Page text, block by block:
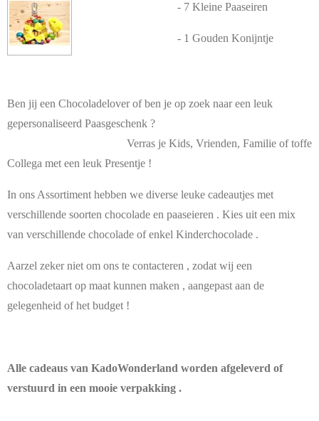
- 7 Kleine Paaseiren
- 1 Gouden Konijntje
Ben jij een Chocoladelover of ben je op zoek naar een leuk
gepersonaliseerd Paasgeschenk ?
Verras je Kids, Vrienden, Familie of toffe
Collega met een leuk Presentje !
In ons Assortiment hebben we diverse leuke cadeautjes met
verschillende soorten chocolade en paaseieren . Kies uit een mix
van verschillende chocolade of enkel Kinderchocolade .
Aarzel zeker niet om ons te contacteren , zodat wij een
chocoladetaart op maat kunnen maken , aangepast aan de
gelegenheid of het budget !
Alle cadeaus van KadoWonderland worden afgeleverd of
verstuurd in een mooie verpakking .